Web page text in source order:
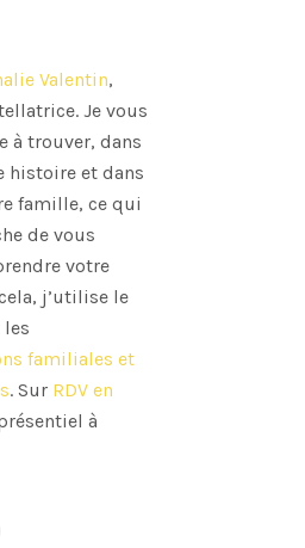
Valentin,
Je vous
à trouver, dans
histoire et dans
famille, ce qui
de vous
votre
j’utilise le
les
familiales et
. Sur RDV en
à